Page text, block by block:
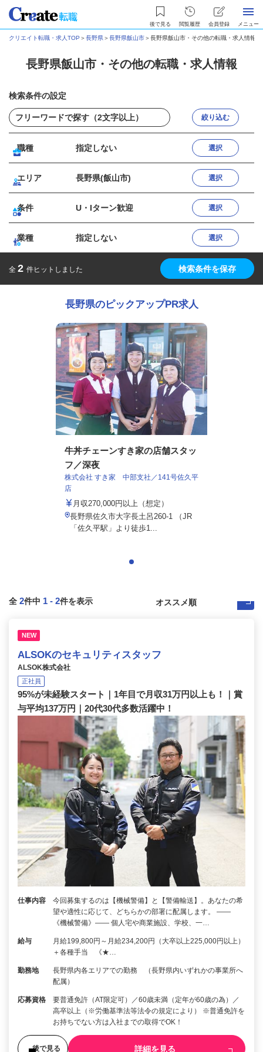
後で見る 閲覧履歴 会員登録 メニュー
クリエイト転職・求人TOP ＞長野県＞長野県飯山市＞長野県飯山市・その他の転職・求人情報
長野県飯山市・その他の転職・求人情報
検索条件の設定
絞り込む
職種 指定しない 選択
エリア 長野県(飯山市) 選択
条件 U・Iターン歓迎 選択
業種 指定しない 選択
全 2 件ヒットしました 検索条件を保存
長野県のピックアップPR求人
牛丼チェーンすき家の店舗スタッ
フ／深夜
株式会社 すき家 中部支社／141号佐久平
店
月収270,000円以上（想定）
長野県佐久市大字長土呂260-1 （JR
「佐久平駅」より徒歩1...
全 2件中 1 - 2件を表示
NEW
ALSOKのセキュリティスタッフ
ALSOK株式会社
正社員
95%が未経験スタート｜1年目で月収31万円以上も！｜賞
与平均137万円｜20代30代多数活躍中！
仕事内容
今回募集するのは【機械警備】と【警備輸送】。あなたの希
望や適性に応じて、どちらかの部署に配属します。 ――
《機械警備》―― 個人宅や商業施設、学校、一…
給与
月給199,800円～月給234,200円（大卒以上225,000円以上）
＋各種手当 《★…
勤務地
長野県内各エリアでの勤務 （長野県内いずれかの事業所へ
配属）
応募資格
要普通免許（AT限定可）／60歳未満（定年が60歳の為）／
高卒以上（※労働基準法等法令の規定により） ※普通免許を
お持ちでない方は入社までの取得でOK！
後で見る 詳細を見る